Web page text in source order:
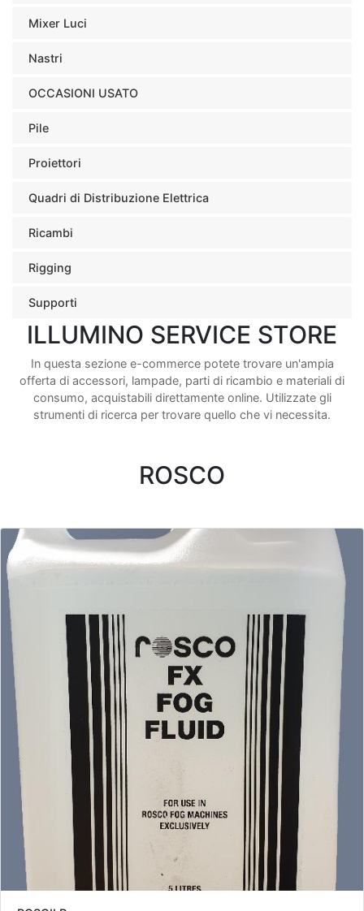
Mixer Luci
Nastri
OCCASIONI USATO
Pile
Proiettori
Quadri di Distribuzione Elettrica
Ricambi
Rigging
Supporti
ILLUMINO SERVICE STORE
In questa sezione e-commerce potete trovare un'ampia
offerta di accessori, lampade, parti di ricambio e materiali di
consumo, acquistabili direttamente online. Utilizzate gli
strumenti di ricerca per trovare quello che vi necessita.
ROSCO